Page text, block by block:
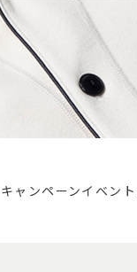
キャンペーンイベント